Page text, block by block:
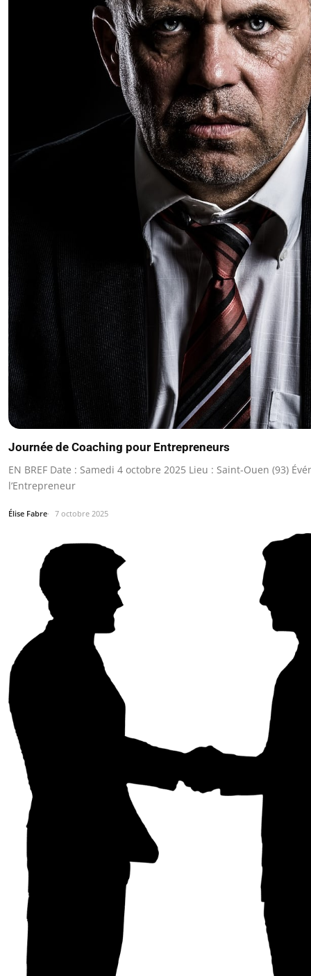
Journée de Coaching pour Entrepreneurs
EN BREF Date : Samedi 4 octobre 2025 Lieu : Saint-Ouen (93)
l’Entrepreneur
Élise Fabre 7 octobre 2025